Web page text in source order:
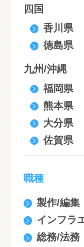
四国
香川県
徳島県
九州/沖縄
福岡県
熊本県
大分県
佐賀県
職種
製作/編集
インフラ
総務/法務